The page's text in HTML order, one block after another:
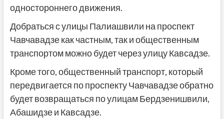
одностороннего движения.
Добраться с улицы Палиашвили на проспект
Чавчавадзе как частным, так и общественным
транспортом можно будет через улицу Кавсадзе.
Кроме того, общественный транспорт, который
передвигается по проспекту Чавчавадзе обратно
будет возвращаться по улицам Бердзенишвили,
Абашидзе и Кавсадзе.